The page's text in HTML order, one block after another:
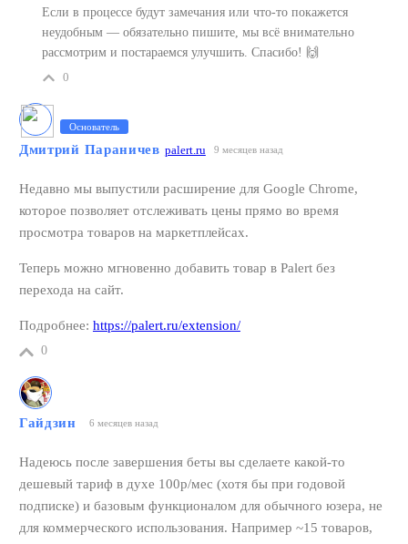
Если в процессе будут замечания или что-то покажется
неудобным — обязательно пишите, мы всё внимательно
рассмотрим и постараемся улучшить. Спасибо! 🙌
0
Основатель
Дмитрий Параничев palert.ru 9 месяцев назад
Недавно мы выпустили расширение для Google Chrome,
которое позволяет отслеживать цены прямо во время
просмотра товаров на маркетплейсах.
Теперь можно мгновенно добавить товар в Palert без
перехода на сайт.
Подробнее: https://palert.ru/extension/
0
Гайдзин 6 месяцев назад
Надеюсь после завершения беты вы сделаете какой-то
дешевый тариф в духе 100р/мес (хотя бы при годовой
подписке) и базовым функционалом для обычного юзера, не
для коммерческого использования. Например ~15 товаров,